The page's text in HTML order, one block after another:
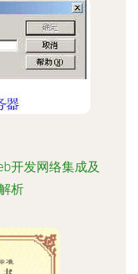
开发网络集成及
析